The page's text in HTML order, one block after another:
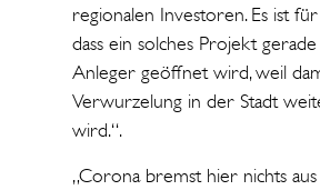
regionalen Investoren. Es ist
dass ein solches Projekt
Anleger geöffnet wird, weil
Verwurzelung in der Stadt
wird.“.
„Corona bremst hier nichts